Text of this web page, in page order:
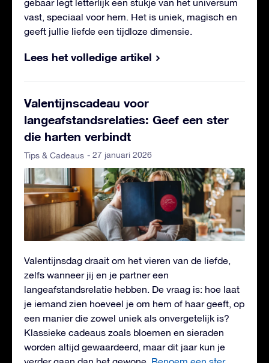
gebaar legt letterlijk een stukje van het universum
vast, speciaal voor hem. Het is uniek, magisch en
geeft jullie liefde een tijdloze dimensie.
Lees het volledige artikel
Valentijnscadeau voor
langeafstandsrelaties: Geef een ster
die harten verbindt
Tips & Cadeaus - 27 januari 2026
Valentijnsdag draait om het vieren van de liefde,
zelfs wanneer jij en je partner een
langeafstandsrelatie hebben. De vraag is: hoe laat
je iemand zien hoeveel je om hem of haar geeft, op
een manier die zowel uniek als onvergetelijk is?
Klassieke cadeaus zoals bloemen en sieraden
worden altijd gewaardeerd, maar dit jaar kun je